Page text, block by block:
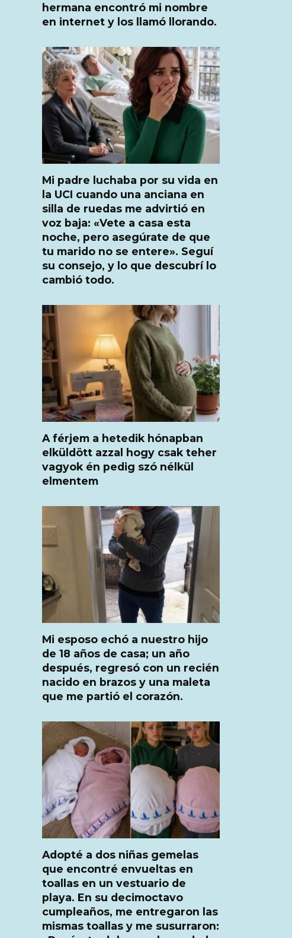
hermana encontró mi nombre
en internet y los llamó llorando.
Mi padre luchaba por su vida en
la UCI cuando una anciana en
silla de ruedas me advirtió en
voz baja: «Vete a casa esta
noche, pero asegúrate de que
tu marido no se entere». Seguí
su consejo, y lo que descubrí lo
cambió todo.
A férjem a hetedik hónapban
elküldött azzal hogy csak teher
vagyok én pedig szó nélkül
elmentem
Mi esposo echó a nuestro hijo
de 18 años de casa; un año
después, regresó con un recién
nacido en brazos y una maleta
que me partió el corazón.
Adopté a dos niñas gemelas
que encontré envueltas en
toallas en un vestuario de
playa. En su decimoctavo
cumpleaños, me entregaron las
mismas toallas y me susurraron: